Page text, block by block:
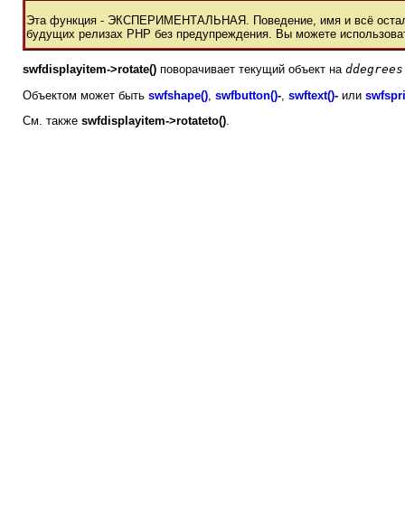
Эта функция - ЭКСПЕРИМЕНТАЛЬНАЯ. Поведение, имя и всё
будущих релизах РНР без предупреждения. Вы можете
swfdisplayitem->rotate() поворачивает текущий объект на ddegrees
Объектом может быть swfshape() swfbutton()- swftext()- или
См. также swfdisplayitem->rotateto().